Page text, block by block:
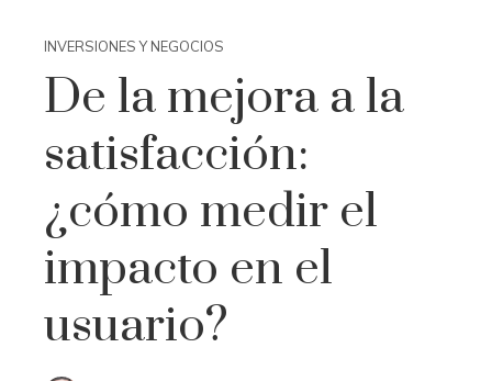
INVERSIONES Y NEGOCIOS
De la mejora a la
satisfacción:
¿cómo medir el
impacto en el
usuario?